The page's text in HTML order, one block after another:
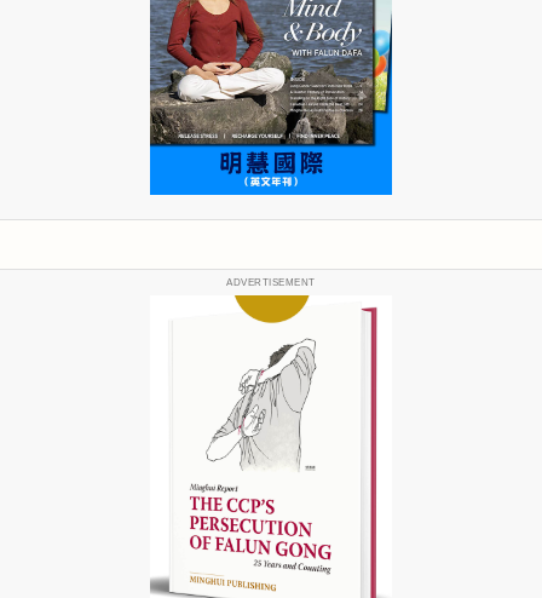
ADVERTISEMENT